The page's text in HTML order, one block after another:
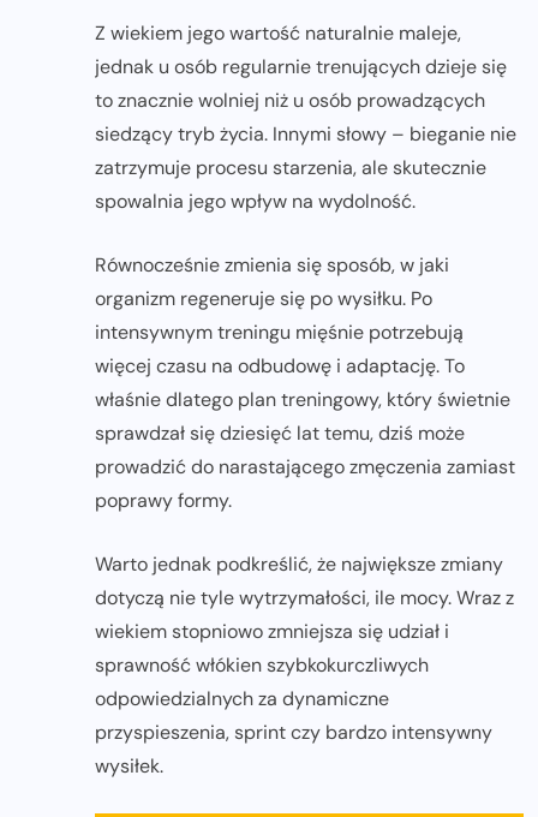
Z wiekiem jego wartość naturalnie maleje,
jednak u osób regularnie trenujących dzieje się
to znacznie wolniej niż u osób prowadzących
siedzący tryb życia. Innymi słowy – bieganie nie
zatrzymuje procesu starzenia, ale skutecznie
spowalnia jego wpływ na wydolność.
Równocześnie zmienia się sposób, w jaki
organizm regeneruje się po wysiłku. Po
intensywnym treningu mięśnie potrzebują
więcej czasu na odbudowę i adaptację. To
właśnie dlatego plan treningowy, który świetnie
sprawdzał się dziesięć lat temu, dziś może
prowadzić do narastającego zmęczenia zamiast
poprawy formy.
Warto jednak podkreślić, że największe zmiany
dotyczą nie tyle wytrzymałości, ile mocy. Wraz z
wiekiem stopniowo zmniejsza się udział i
sprawność włókien szybkokurczliwych
odpowiedzialnych za dynamiczne
przyspieszenia, sprint czy bardzo intensywny
wysiłek.